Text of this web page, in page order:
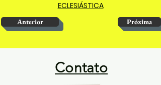
ECLESIÁSTICA
Anterior Próxima
Contato